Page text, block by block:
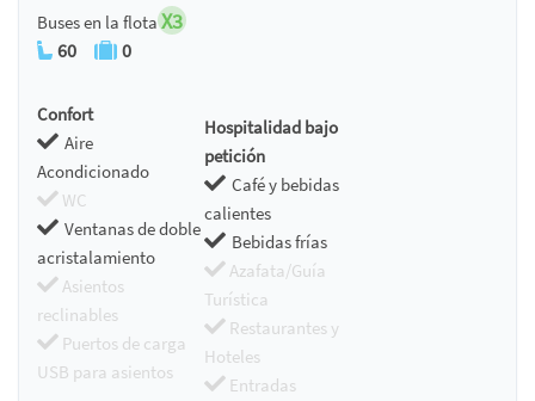
Buses en la flota X3
60 0
Confort
Aire
Acondicionado
WC
Ventanas de doble
acristalamiento
Asientos
reclinables
Puertos de carga
USB para asientos
Hospitalidad bajo
petición
Café y bebidas
calientes
Bebidas frías
Azafata/Guía
Turística
Restaurantes y
Hoteles
Entradas